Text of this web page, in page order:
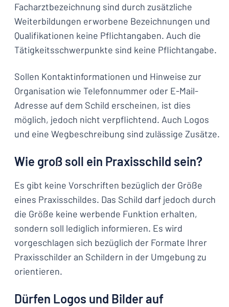
Facharztbezeichnung sind durch zusätzliche
Weiterbildungen erworbene Bezeichnungen und
Qualifikationen keine Pflichtangaben. Auch die
Tätigkeitsschwerpunkte sind keine Pflichtangabe.
Sollen Kontaktinformationen und Hinweise zur
Organisation wie Telefonnummer oder E-Mail-
Adresse auf dem Schild erscheinen, ist dies
möglich, jedoch nicht verpflichtend. Auch Logos
und eine Wegbeschreibung sind zulässige Zusätze.
Wie groß soll ein Praxisschild sein?
Es gibt keine Vorschriften bezüglich der Größe
eines Praxisschildes. Das Schild darf jedoch durch
die Größe keine werbende Funktion erhalten,
sondern soll lediglich informieren. Es wird
vorgeschlagen sich bezüglich der Formate Ihrer
Praxisschilder an Schildern in der Umgebung zu
orientieren.
Dürfen Logos und Bilder auf